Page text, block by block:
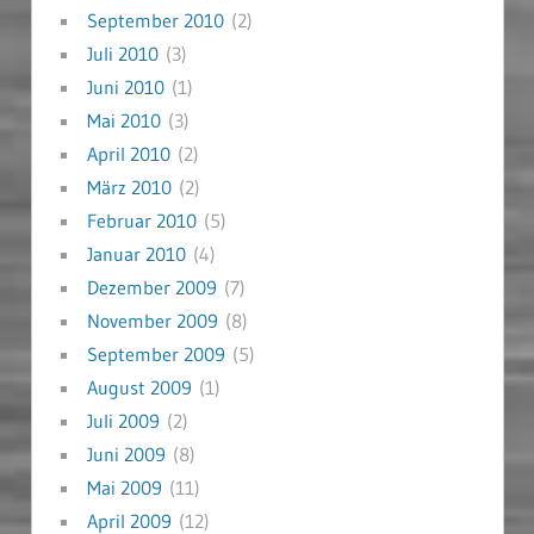
September 2010(2)
Juli 2010(3)
Juni 2010(1)
Mai 2010(3)
April 2010(2)
März 2010(2)
Februar 2010(5)
Januar 2010(4)
Dezember 2009 (7)
November 2009 (8)
September 2009 (5)
August 2009 (1)
Juli 2009 (2)
Juni 2009 (8)
Mai 2009 (11)
April 2009 (12)